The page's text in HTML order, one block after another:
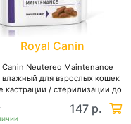
Royal Canin
Canin Neutered Maintenance
влажный для взрослых кошек
кастрации / стерилизации до
147 р.